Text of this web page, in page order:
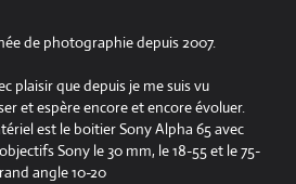
de photographie depuis 2007.
plaisir que depuis je me suis vu
et espère encore et encore évoluer.
est le boitier Sony Alpha 65 avec
Sony le 30 mm, le 18-55 et le 75-
angle 10-20